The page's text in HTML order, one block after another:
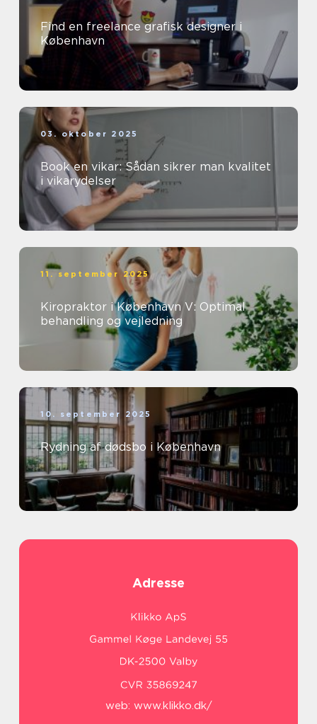
Find en freelance grafisk designer i
København
03. oktober 2025
Book en vikar: Sådan sikrer man kvalitet
i vikarydelser
11. september 2025
Kiropraktor i København V: Optimal
behandling og vejledning
10. september 2025
Rydning af dødsbo i København
Adresse
web: www.klikko.dk/